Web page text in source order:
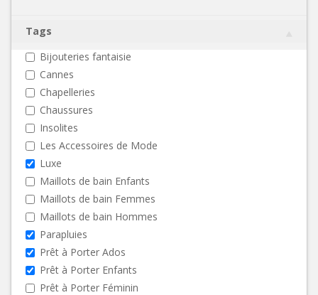
Tags
Bijouteries fantaisie
Cannes
Chapelleries
Chaussures
Insolites
Les Accessoires de Mode
Luxe
Maillots de bain Enfants
Maillots de bain Femmes
Maillots de bain Hommes
Parapluies
Prêt à Porter Ados
Prêt à Porter Enfants
Prêt à Porter Féminin